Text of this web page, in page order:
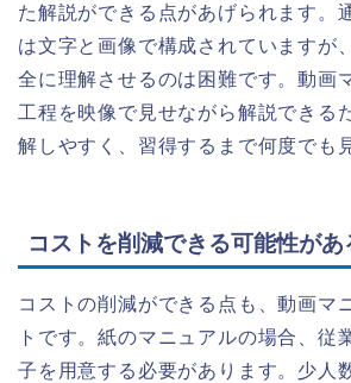
た解説ができる点があげられます。
は文字と画像で構成されていますが
全に理解させるのは困難です。動画
工程を映像で見せながら解説できる
解しやすく、習得するまで何度でも
コストを削減できる可能性があ
コストの削減ができる点も、動画マ
トです。紙のマニュアルの場合、従
子を用意する必要があります。少人